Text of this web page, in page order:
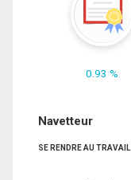
0.93 %
Navetteur
SE RENDRE AU TRAVAIL